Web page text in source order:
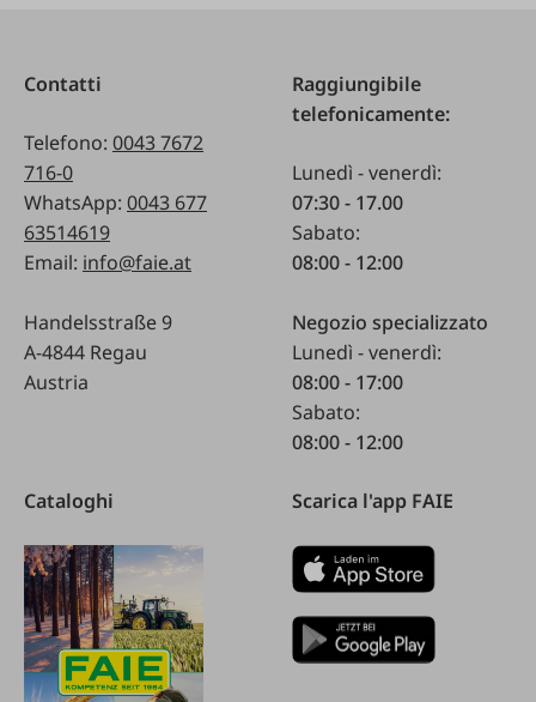
Contatti
Telefono: 0043 7672
716-0
WhatsApp: 0043 677
63514619
Email: info@faie.at
Handelsstraße 9
A-4844 Regau
Austria
Raggiungibile
telefonicamente:
Lunedì - venerdì:
07:30 - 17.00
Sabato:
08:00 - 12:00
Negozio specializzato
Lunedì - venerdì:
08:00 - 17:00
Sabato:
08:00 - 12:00
Cataloghi Scarica l'app FAIE